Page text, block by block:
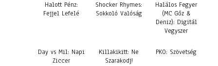
Halott Pénz:
Fejjel Lefelé
Shocker Rhymes:
Sokkoló Valóság
Halálos Fegyer
(MC Gőz &
Deniz): Digitál
Vegyszer
Day vs Mil: Napi
Ziccer
Killakikitt: Ne
Szarakodj!
PKO: Szövetség